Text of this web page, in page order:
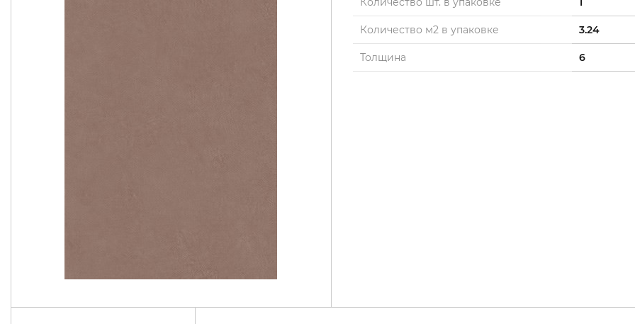
Количество м2 в упаковке 3.24
Толщина 6